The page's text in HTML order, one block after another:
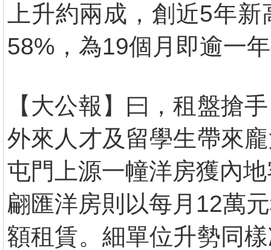
上升約兩成，創近5年
58%，為19個月即逾一
【大公報】曰，租盤搶
外來人才及留學生帶來
屯門上源一幢洋房獲內
翩匯洋房則以每月12萬
額租賃。細單位升勢同